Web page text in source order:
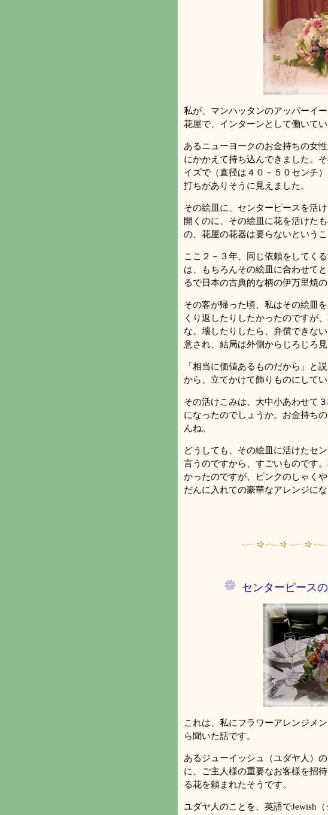
私が、マンハッタンのアッパーイ
花屋で、インターンとして働いてい
あるニューヨークのお金持ちの女
にかかえて持ち込んできました。
イズで（直径は４０－５０センチ
打ちがありそうに見えました。
その絵皿に、センターピースを活
開くのに、その絵皿に花を活けた
の、花屋の花器は要らないというこ
ここ２－３年、同じ依頼をしてく
は、もちろんその絵皿に合わせて
るで日本の古典的な柄の伊万里焼
その客が帰った頃、私はその絵皿
くり返したりしたかったのですが
な。壊したりしたら、弁償できな
意され、結局は外側からじろじろ見
「相当に価値あるものだから」と
から、立てかけて飾りものにしてい
その活けこみは、大中小あわせて
になったのでしょうか。お金持ち
んね。
どうしても、その絵皿に活けたセ
言うのですから、すごいものです
かったのですが、ピンクのしゃく
だんに入れての豪華なアレンジにな
センターピース
これは、私にフラワーアレンジメ
ら聞いた話です。
あるジューイッシュ（ユダヤ人）
に、ご主人様の重要なお客様を招
る花を頼まれたそうです。
ユダヤ人のことを、英語でJewish